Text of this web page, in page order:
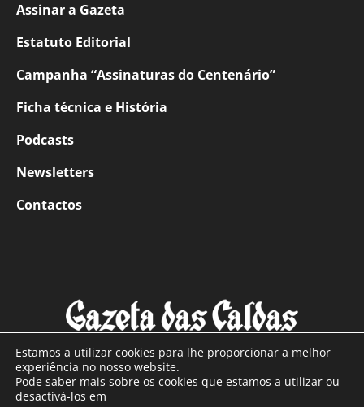
Assinar a Gazeta
Estatuto Editorial
Campanha “Assinaturas do Centenário”
Ficha técnica e História
Podcasts
Newsletters
Contactos
SOBRE NÓS
Estamos a utilizar cookies para lhe proporcionar a melhor
experiência no nosso website.
Pode saber mais sobre os cookies que estamos a utilizar ou
desactivá-los em